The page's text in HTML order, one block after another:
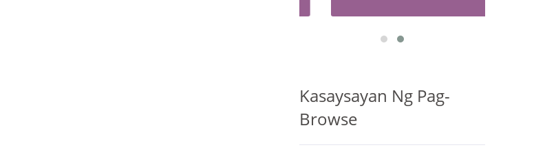
Kasaysayan Ng Pag-
Browse